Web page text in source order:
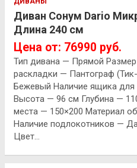
Диван Сонум Dario
Длина 240 см
Цена от: 76990 руб.
Тип дивана — Прямой
раскладки — Пантограф
Бежевый Наличие ящика
Высота — 96 см Глубина —
места — 150×200 Материал
Наличие подлокотников —
Цвет…